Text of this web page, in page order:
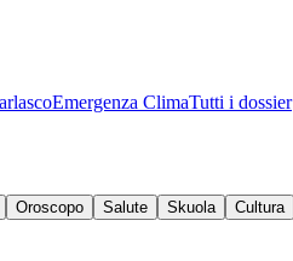
Emergenza ClimaTutti i dossier
Oroscopo Salute Skuola Cultura